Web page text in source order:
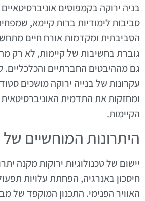
בניה ירוקה בקמפוסים
סביבות לימודיות ברות קיימא,
הסביבתית ומקדמות אורח חיים
גוברת בחשיבות של קיימות, לא רק
גם מההיבטים החברתיים
עקרונות של בנייה ירוקה מושכים
ומחזקות את התדמית
הקיימות.
היתרונות המוחשיים של
יישום של טכנולוגיות ירוקות מקנה
חיסכון באנרגיה, הפחתת עלויות
האוויר הפנימי. התכנון המוקפד של